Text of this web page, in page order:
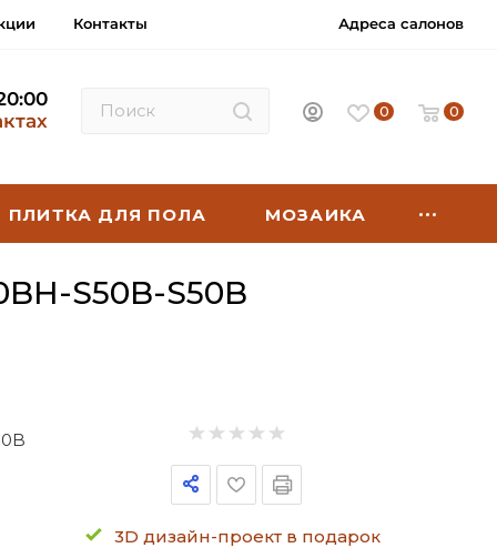
Контакты Адреса салонов
0 0
ПЛИТКА ДЛЯ ПОЛА МОЗАИКА
S50B-S50B
3D дизайн-проект в подарок